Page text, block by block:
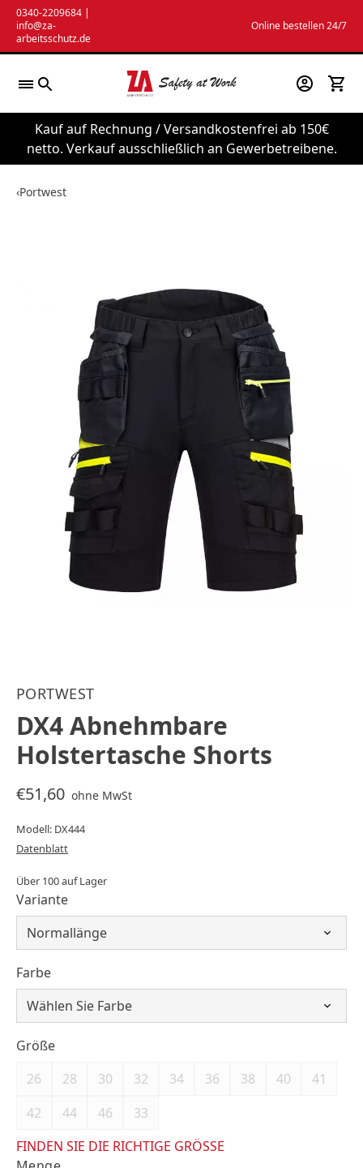
Zum
Inhalt
springen
0340-2209684 |
info@za-
arbeitsschutz.de
Online bestellen 24/7
Kauf auf Rechnung / Versandkostenfrei ab 150€
netto. Verkauf ausschließlich an Gewerbetreibene.
‹Portwest
PORTWEST
DX4 Abnehmbare
Holstertasche Shorts
€51,60 ohne MwSt
Modell: DX444
Datenblatt
Über 100 auf Lager
Variante
Farbe
Größe
26
28 30 32 34 36 38 40
41
42
44 46
33
FINDEN SIE DIE RICHTIGE GRÖSSE